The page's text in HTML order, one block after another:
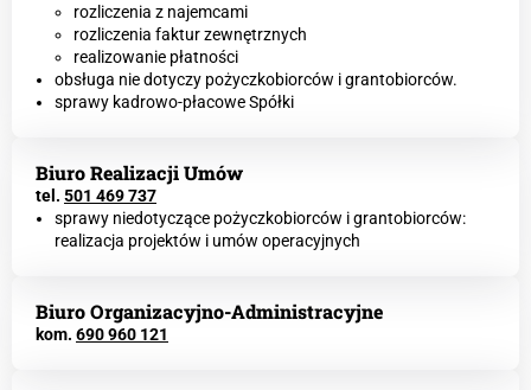
rozliczenia z najemcami
rozliczenia faktur zewnętrznych
realizowanie płatności
obsługa nie dotyczy pożyczkobiorców i grantobiorców.
sprawy kadrowo-płacowe Spółki
Biuro Realizacji Umów
tel. 501 469 737
sprawy niedotyczące pożyczkobiorców i grantobiorców:
realizacja projektów i umów operacyjnych
Biuro Organizacyjno-Administracyjne
kom. 690 960 121